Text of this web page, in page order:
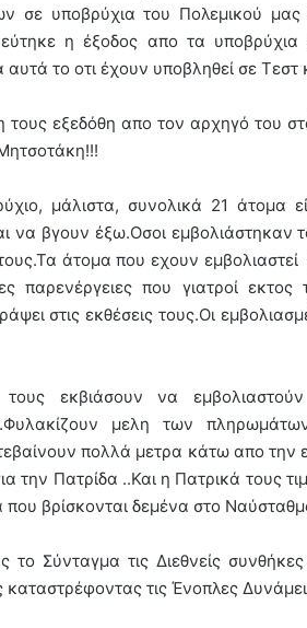
σε υποβρύχια του Πολεμικού μας
η έξοδος απο τα
αυτά το οτι έχουν υποβληθεί σε
τους εξεδόθη απο τον αρχηγό του
μάλιστα, συνολικά 21 άτομα
να βγουν έξω.Οσοι
άτομα που εχουν
παρενέργειες που γιατροί
στις εκθέσεις τους.Οι
εκβιάσουν να
μελη των
πολλά μετρα κάτω απο την
την Πατρίδα ..Και η Πατρικά τους
βρίσκονται δεμένα στο
το Σύνταγμα τις Διεθνείς
καταστρέφοντας τις Ένοπλες